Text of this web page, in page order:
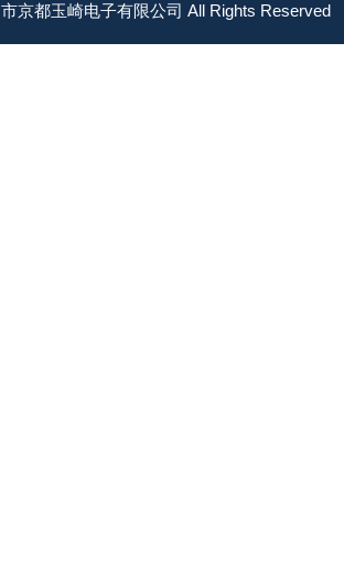
京都玉崎电子有限公司 All Rights Reserved